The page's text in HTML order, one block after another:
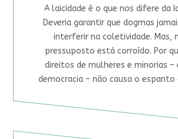
A laicidade é o que nos difere da
Deveria garantir que dogmas
interferir na coletividade. Mas,
pressuposto está corroído. Por
direitos de mulheres e minorias –
democracia – não causa o espanto